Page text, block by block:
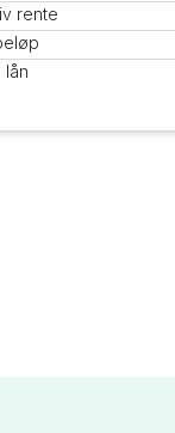
rente
lån